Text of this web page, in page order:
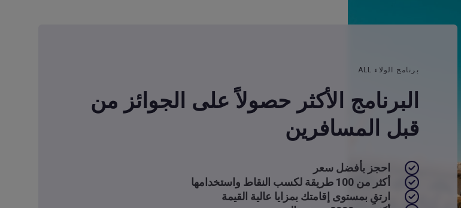
برنامج الولاء ALL
البرنامج الأكثر حصولاً على الجوائز من
قبل المسافرين
احجز بأفضل سعر
أكثر من 100 طريقة لكسب النقاط واستخدامها
ارتقِ بمستوى إقامتك بمزايا عالية القيمة